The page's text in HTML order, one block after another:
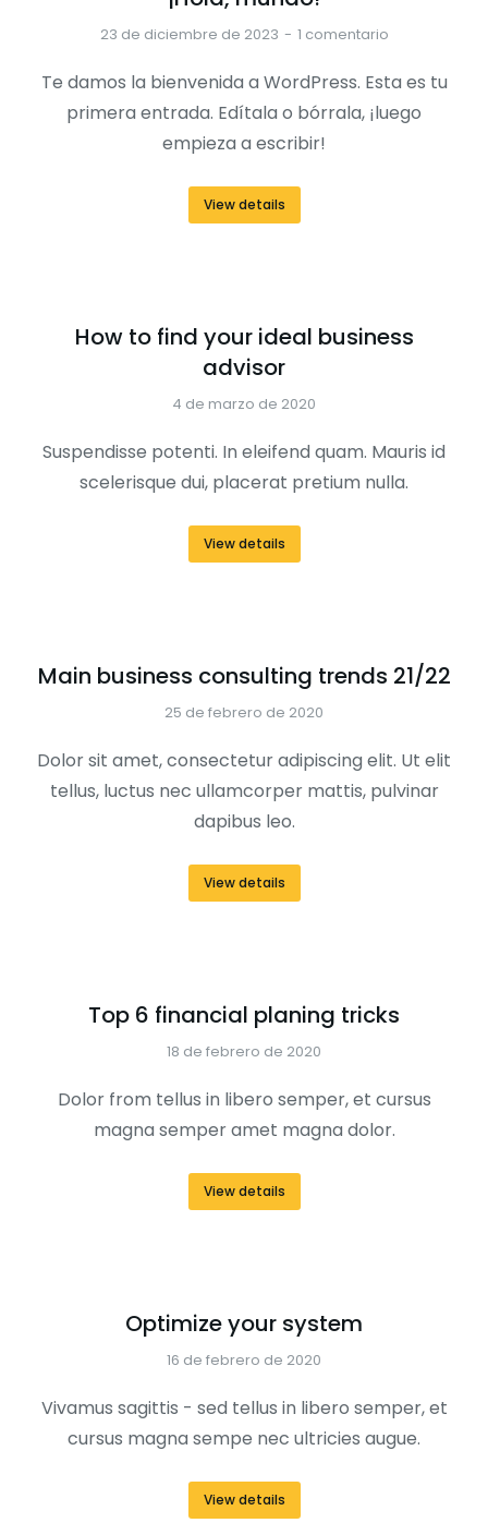
23 de diciembre de 2023 1 comentario
Te damos la bienvenida a WordPress. Esta es tu
primera entrada. Edítala o bórrala, ¡luego
empieza a escribir!
View details
How to find your ideal business
advisor
4 de marzo de 2020
Suspendisse potenti. In eleifend quam. Mauris id
scelerisque dui, placerat pretium nulla.
View details
Main business consulting trends 21/22
25 de febrero de 2020
Dolor sit amet, consectetur adipiscing elit. Ut elit
tellus, luctus nec ullamcorper mattis, pulvinar
dapibus leo.
View details
Top 6 financial planing tricks
18 de febrero de 2020
Dolor from tellus in libero semper, et cursus
magna semper amet magna dolor.
View details
Optimize your system
16 de febrero de 2020
Vivamus sagittis - sed tellus in libero semper, et
cursus magna sempe nec ultricies augue.
View details